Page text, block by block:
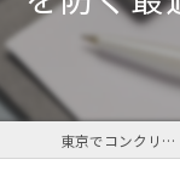
東京でコンクリートなら株式会社LIFIX